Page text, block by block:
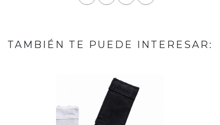
TAMBIÉN TE PUEDE INTERESAR: